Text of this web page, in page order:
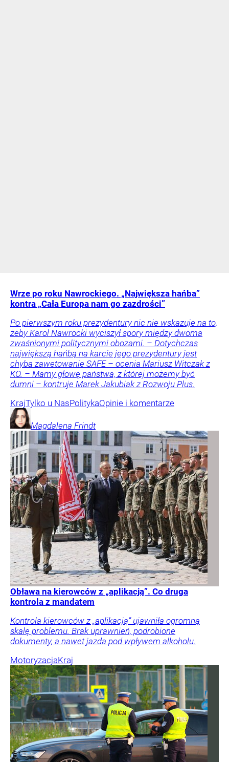
Wrze po roku Nawrockiego. „Największa hańba”
kontra „Cała Europa nam go zazdrości”
Po pierwszym roku prezydentury nic nie wskazuje na to,
żeby Karol Nawrocki wyciszył spory między dwoma
zwaśnionymi politycznymi obozami. – Dotychczas
największą hańbą na karcie jego prezydentury jest
chyba zawetowanie SAFE – ocenia Mariusz Witczak z
KO. – Mamy głowę państwa, z której możemy być
dumni – kontruje Marek Jakubiak z Rozwoju Plus.
KrajTylko u NasPolitykaOpinie i komentarze
Magdalena Frindt
Obława na kierowców z „aplikacją”. Co druga
kontrola z mandatem
Kontrola kierowców z „aplikacją” ujawniła ogromną
skalę problemu. Brak uprawnień, podrobione
dokumenty, a nawet jazda pod wpływem alkoholu.
MotoryzacjaKraj